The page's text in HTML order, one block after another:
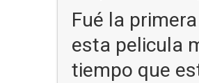
Fué la
esta pelicula
tiempo que